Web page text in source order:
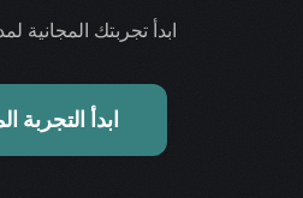
ابدأ تجربتك المجانية لمدة 3 أيام اليوم.
ابدأ التجربة